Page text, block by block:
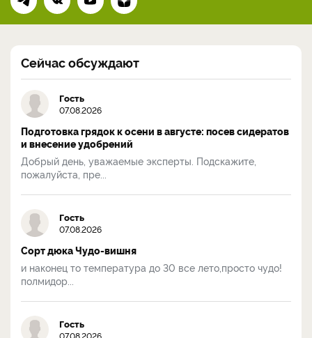
Сейчас обсуждают
Гость
07.08.2026
Подготовка грядок к осени в августе: посев сидератов
и внесение удобрений
Добрый день, уважаемые эксперты. Подскажите,
пожалуйста, пре...
Гость
07.08.2026
Сорт дюка Чудо-вишня
и наконец то температура до 30 все лето,просто чудо!
полмидор...
Гость
07.08.2026